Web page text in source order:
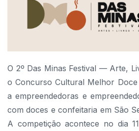
O 2º Das Minas Festival — Arte,
o Concurso Cultural Melhor
a empreendedoras e
com doces e confeitaria em São
A competição acontece no dia